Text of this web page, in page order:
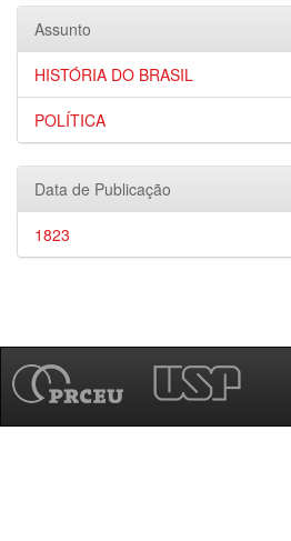
Assunto
HISTÓRIA DO BRASIL
POLÍTICA
Data de Publicação
1823